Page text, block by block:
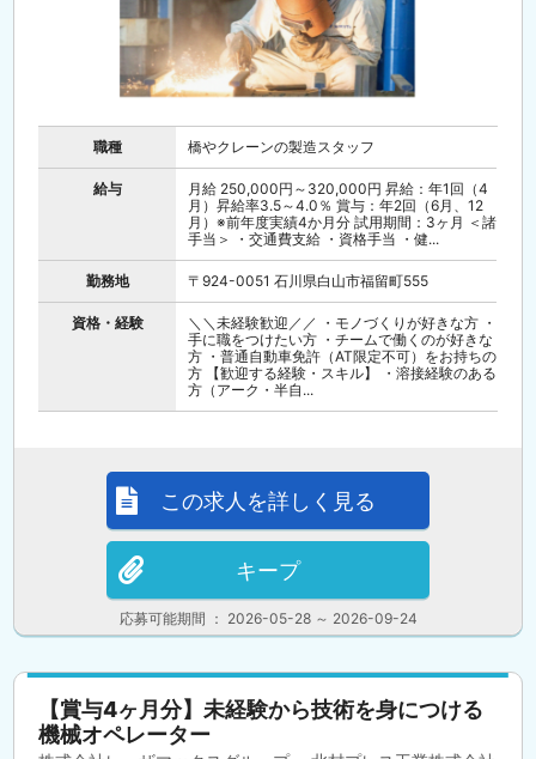
職種 橋やクレーンの製造スタッフ
給与
月給 250,000円～320,000円 昇給：年1回（4
月）昇給率3.5～4.0％ 賞与：年2回（6月、12
月）※前年度実績4か月分 試用期間：3ヶ月 ＜諸
手当＞ ・交通費支給 ・資格手当 ・健...
勤務地 〒924-0051 石川県白山市福留町555
資格・経験
＼＼未経験歓迎／／ ・モノづくりが好きな方 ・
手に職をつけたい方 ・チームで働くのが好きな
方 ・普通自動車免許（AT限定不可）をお持ちの
方 【歓迎する経験・スキル】 ・溶接経験のある
方（アーク・半自...
応募可能期間 ： 2026-05-28 ～ 2026-09-24
この求人を詳しく見る
キープ
【賞与4ヶ月分】未経験から技術を身につける
機械オペレーター